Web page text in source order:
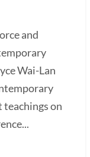
and
Wai-Lan
on